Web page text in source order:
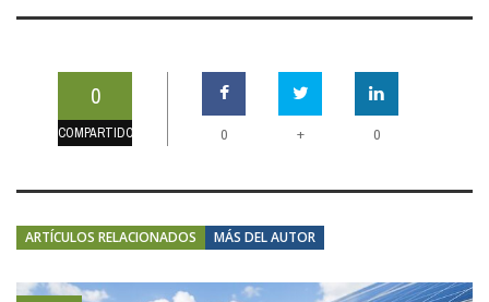
0
COMPARTIDOS 0 + 0
ARTÍCULOS RELACIONADOS MÁS DEL AUTOR